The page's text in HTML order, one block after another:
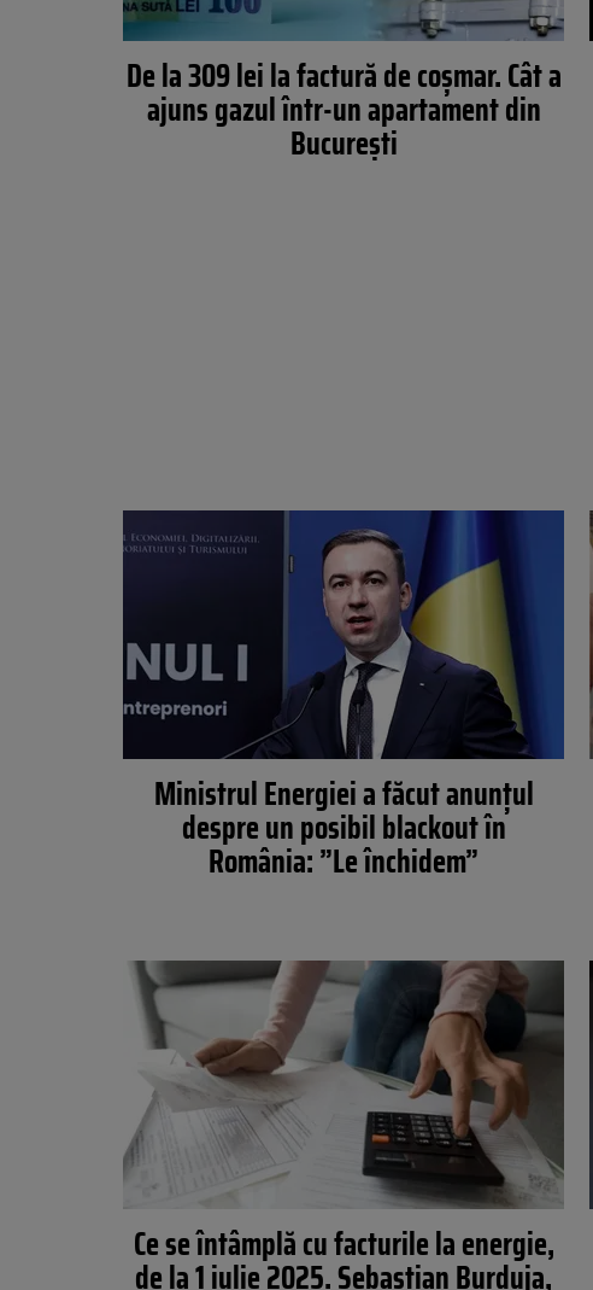
De la 309 lei la factură de coșmar. Cât a
ajuns gazul într-un apartament din
București
Ministrul Energiei a făcut anunțul
despre un posibil blackout în
România: ”Le închidem”
Ce se întâmplă cu facturile la energie,
de la 1 iulie 2025. Sebastian Burduja,